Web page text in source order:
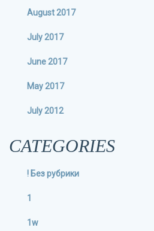
August 2017
July 2017
June 2017
May 2017
July 2012
CATEGORIES
! Без рубрики
1
1w